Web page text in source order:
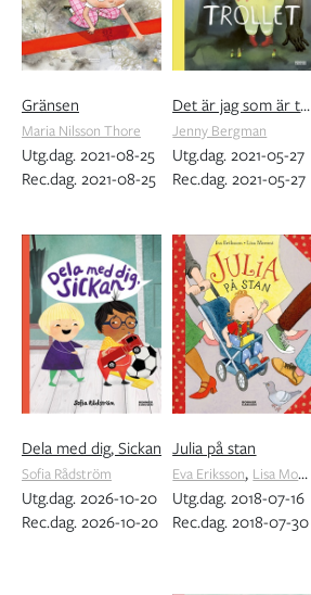
Gränsen
Maria Nilsson Thore
Utg.dag. 2021-08-25
Rec.dag. 2021-08-25
Det är jag som är trollet
Jenny Bergman
Utg.dag. 2021-05-27
Rec.dag. 2021-05-27
Dela med dig, Sickan
Sofia Rådström
Utg.dag. 2026-10-20
Rec.dag. 2026-10-20
Julia på stan
Eva Eriksson, Lisa Moroni
Utg.dag. 2018-07-16
Rec.dag. 2018-07-30